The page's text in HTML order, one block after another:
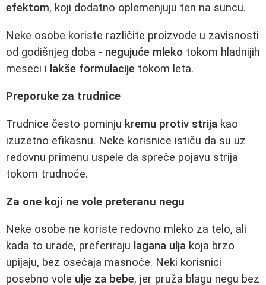
efektom, koji dodatno oplemenjuju ten na suncu.
Neke osobe koriste različite proizvode u zavisnosti
od godišnjeg doba - negujuće mleko tokom hladnijih
meseci i lakše formulacije tokom leta.
Preporuke za trudnice
Trudnice često pominju kremu protiv strija kao
izuzetno efikasnu. Neke korisnice ističu da su uz
redovnu primenu uspele da spreče pojavu strija
tokom trudnoće.
Za one koji ne vole preteranu negu
Neke osobe ne koriste redovno mleko za telo, ali
kada to urade, preferiraju lagana ulja koja brzo
upijaju, bez osećaja masnoće. Neki korisnici
posebno vole ulje za bebe, jer pruža blagu negu bez